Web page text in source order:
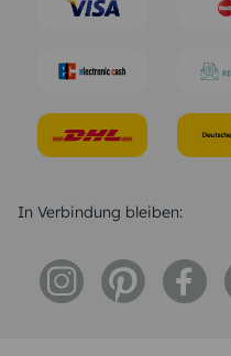
Konfirmation Glückwünsche
In Verbindung bleiben: